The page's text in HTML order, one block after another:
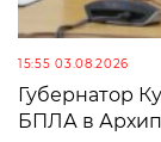
15:55 03.08.2026
Губернатор
БПЛА в